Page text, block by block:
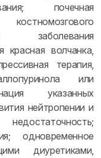
почечная
заболевания
красная волчанка,
терапия,
или
указанных
нейтропении и
одновременное
диуретиками,